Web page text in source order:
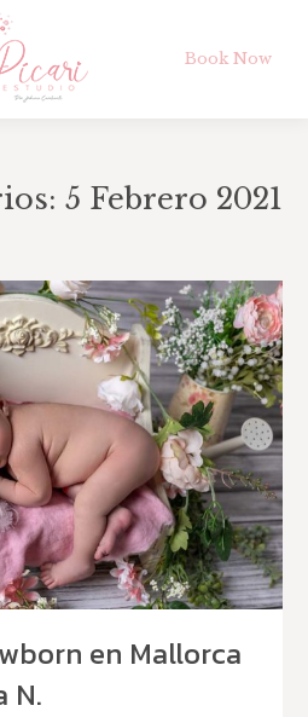
Book Now
5 Febrero 2021
en Mallorca
N.